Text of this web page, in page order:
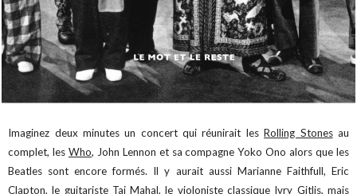
Imaginez deux minutes un concert qui réunirait lesRolling Stonesau
complet, les Who, John Lennon et sa compagne Yoko Ono alors que les
Beatles sont encore formés. Il y aurait aussi Marianne Faithfull, Eric
Clapton, le guitariste Taj Mahal, le violoniste classique Ivry Gitlis, mais